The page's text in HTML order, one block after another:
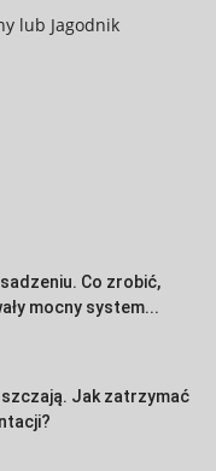
lub Jagodnik
Co zrobić,
mocny system...
Jak zatrzymać